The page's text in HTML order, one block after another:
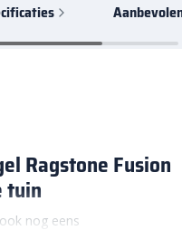
Ragstone Fusion
tuin
nog eens